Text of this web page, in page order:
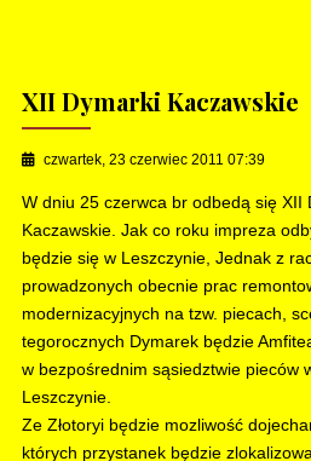
XII Dymarki Kaczawskie
czwartek, 23 czerwiec 2011 07:39
W dniu 25 czerwca br odbedą się XII
Kaczawskie. Jak co roku impreza
będzie się w Leszczynie, Jednak z
prowadzonych obecnie prac
modernizacyjnych na tzw. piecach,
tegorocznych Dymarek będzie
w bezpośrednim sąsiedztwie pieców
Leszczynie.
Ze Złotoryi będzie mozliwość
których przystanek będzie